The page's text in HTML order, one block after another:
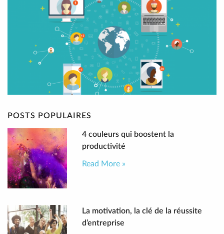
POSTS POPULAIRES
4 couleurs qui boostent la
productivité
Read More »
La motivation, la clé de la réussite
d’entreprise